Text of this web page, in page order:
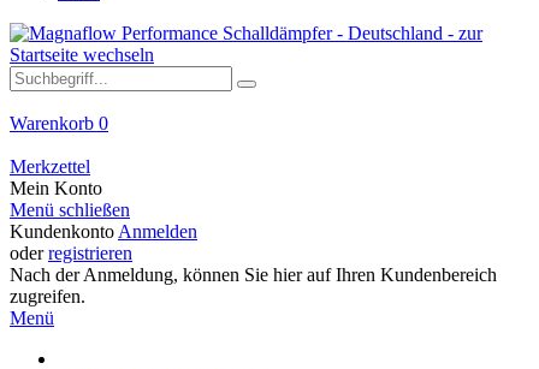
Warenkorb 0
Merkzettel
Mein Konto
Menü schließen
Kundenkonto Anmelden
oderregistrieren
Nach der Anmeldung, können Sie hier auf Ihren Kundenbereich
zugreifen.
Menü